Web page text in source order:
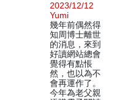
2023/12/12
Yumi
幾年前偶然得
知周博士離世
的消息，來到
好讀網站總會
覺得有點悵
然，也以為不
會再運作了。
今年為老父親